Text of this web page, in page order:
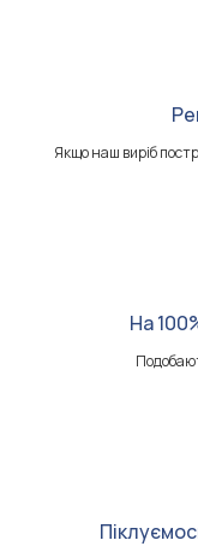
Якщо наш виріб
На